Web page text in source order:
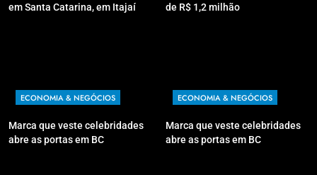
em Santa Catarina, em Itajaí
de R$ 1,2 milhão
ECONOMIA & NEGÓCIOS
Marca que veste celebridades
abre as portas em BC
ECONOMIA & NEGÓCIOS
Marca que veste celebridades
abre as portas em BC